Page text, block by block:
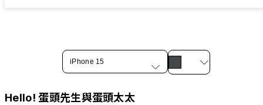
iPhone 15
Hello! 蛋頭先生與蛋頭太太